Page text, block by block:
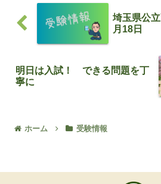
埼玉県公
月18日
明日は入試！ できる問題を丁
寧に
ホーム 受験情報